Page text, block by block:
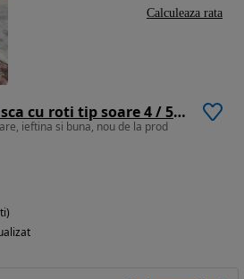
Altul Grebla turceasca cu roti tip soare 4 / 5 roti
ieftina si buna, nou de la prod
Calculeaza rata